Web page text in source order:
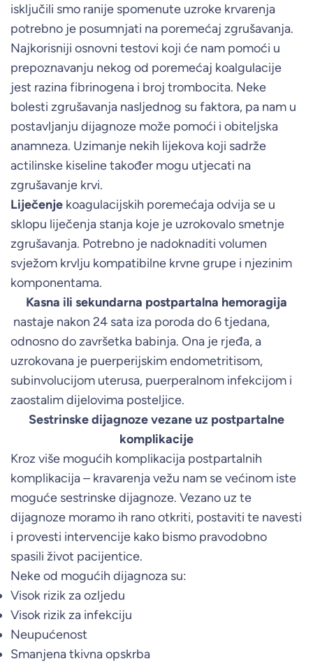
isključili smo ranije spomenute uzroke krvarenja
potrebno je posumnjati na poremećaj zgrušavanja.
Najkorisniji osnovni testovi koji će nam pomoći u
prepoznavanju nekog od poremećaj koalgulacije
jest razina fibrinogena i broj trombocita. Neke
bolesti zgrušavanja nasljednog su faktora, pa nam u
postavljanju dijagnoze može pomoći i obiteljska
anamneza. Uzimanje nekih lijekova koji sadrže
actilinske kiseline također mogu utjecati na
zgrušavanje krvi.
Liječenje koagulacijskih poremećaja odvija se u
sklopu liječenja stanja koje je uzrokovalo smetnje
zgrušavanja. Potrebno je nadoknaditi volumen
svježom krvlju kompatibilne krvne grupe i njezinim
komponentama.
Kasna ili sekundarna postpartalna hemoragija
nastaje nakon 24 sata iza poroda do 6 tjedana,
odnosno do završetka babinja. Ona je rjeđa, a
uzrokovana je puerperijskim endometritisom,
subinvolucijom uterusa, puerperalnom infekcijom i
zaostalim dijelovima posteljice.
Sestrinske dijagnoze vezane uz postpartalne
komplikacije
Kroz više mogućih komplikacija postpartalnih
komplikacija – kravarenja vežu nam se većinom iste
moguće sestrinske dijagnoze. Vezano uz te
dijagnoze moramo ih rano otkriti, postaviti te navesti
i provesti intervencije kako bismo pravodobno
spasili život pacijentice.
Neke od mogućih dijagnoza su:
Visok rizik za ozljedu
Visok rizik za infekciju
Neupućenost
Smanjena tkivna opskrba